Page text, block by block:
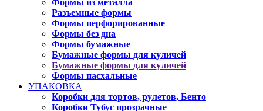
Формы из металла
Разъемные формы
Формы перфорированные
Формы без дна
Формы бумажные
Бумажные формы для куличей
Бумажные формы для куличей
Формы пасхальные
УПАКОВКА
Коробки для тортов, рулетов, Бенто
Коробки Тубус прозрачные